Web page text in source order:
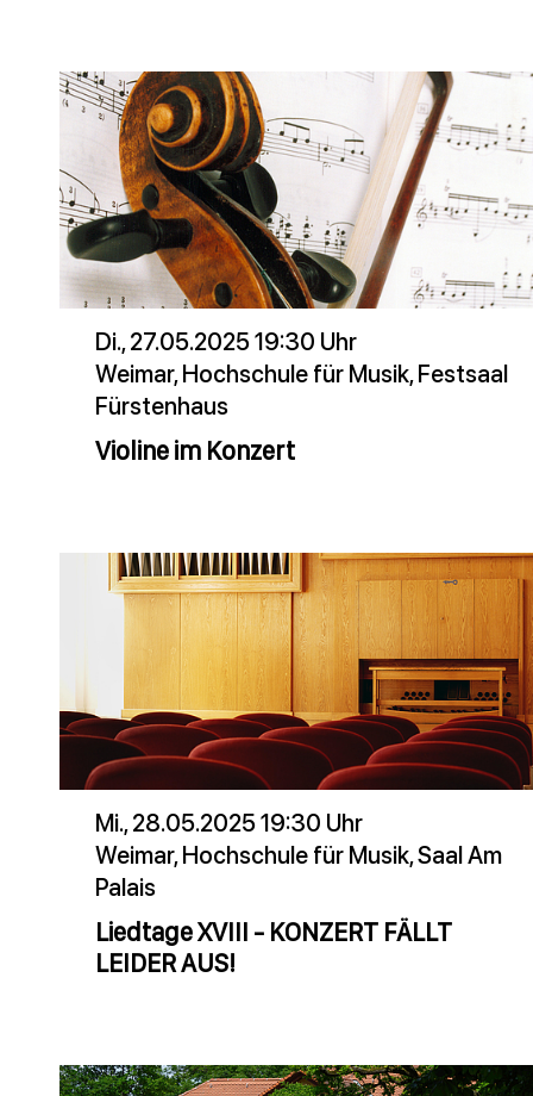
Di., 27.05.2025 19:30 Uhr
Weimar, Hochschule für Musik, Festsaal
Fürstenhaus
Violine im Konzert
Mi., 28.05.2025 19:30 Uhr
Weimar, Hochschule für Musik, Saal Am
Palais
Liedtage XVIII - KONZERT FÄLLT
LEIDER AUS!